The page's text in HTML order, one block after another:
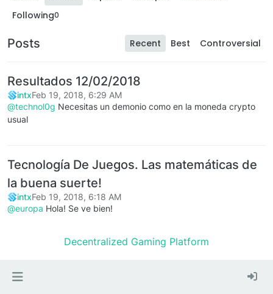
Following0
Posts Recent Best Controversial
Resultados 12/02/2018
intxFeb 19, 2018, 6:29 AM
@technol0g Necesitas un demonio como en la moneda crypto
usual
Tecnología De Juegos. Las matemáticas de
la buena suerte!
intxFeb 19, 2018, 6:18 AM
@europa Hola! Se ve bien!
Decentralized Gaming Platform